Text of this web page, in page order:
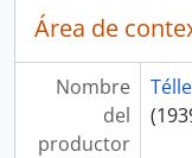
Área de
Nombre
del
productor